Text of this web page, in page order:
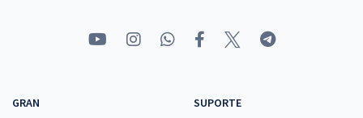
GRAN
SUPORTE